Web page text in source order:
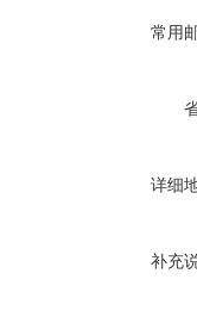
常用
详细
补充